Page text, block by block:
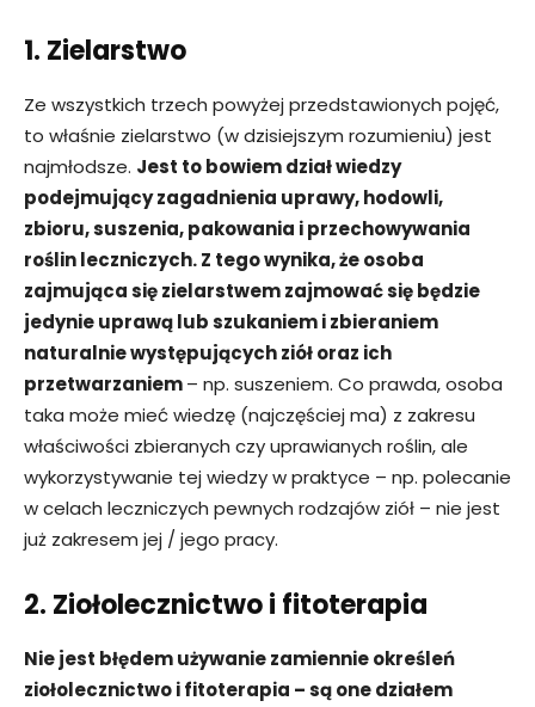
1. Zielarstwo
Ze wszystkich trzech powyżej przedstawionych pojęć,
to właśnie zielarstwo (w dzisiejszym rozumieniu) jest
najmłodsze. Jest to bowiem dział wiedzy
podejmujący zagadnienia uprawy, hodowli,
zbioru, suszenia, pakowania i przechowywania
roślin leczniczych. Z tego wynika, że osoba
zajmująca się zielarstwem zajmować się będzie
jedynie uprawą lub szukaniem i zbieraniem
naturalnie występujących ziół oraz ich
przetwarzaniem– np. suszeniem. Co prawda, osoba
taka może mieć wiedzę (najczęściej ma) z zakresu
właściwości zbieranych czy uprawianych roślin, ale
wykorzystywanie tej wiedzy w praktyce – np. polecanie
w celach leczniczych pewnych rodzajów ziół – nie jest
już zakresem jej / jego pracy.
2. Ziołolecznictwo i fitoterapia
Nie jest błędem używanie zamiennie określeń
ziołolecznictwo i fitoterapia – są one działem